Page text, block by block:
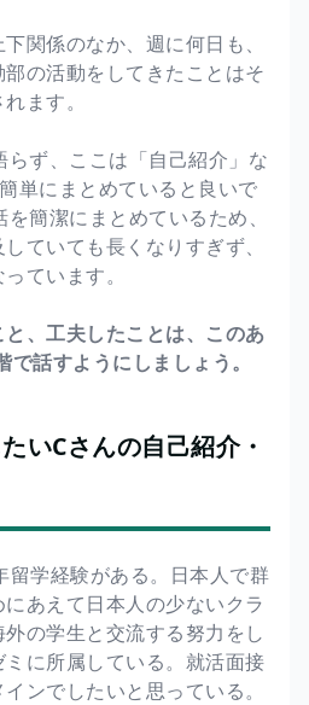
関係のなか、週に何日も、
の活動をしてきたことはそ
ます。
ず、ここは「自己紹介」な
単にまとめていると良いで
簡潔にまとめているため、
ていても長くなりすぎず、
ています。
、工夫したことは、このあ
話すようにしましょう。
いCさんの自己紹介・
留学経験がある。日本人で群
あえて日本人の少ないクラ
の学生と交流する努力をし
に所属している。就活面接
ンでしたいと思っている。